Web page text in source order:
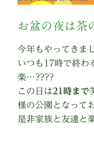
お盆の夜は茶
今年もやってきま
いつも17時で終わ
楽…????
この日は21時まで
様の公園となって
是非家族と友達と